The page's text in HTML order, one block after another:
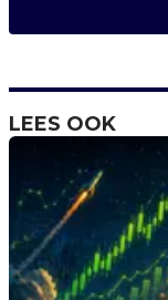
LEES OOK